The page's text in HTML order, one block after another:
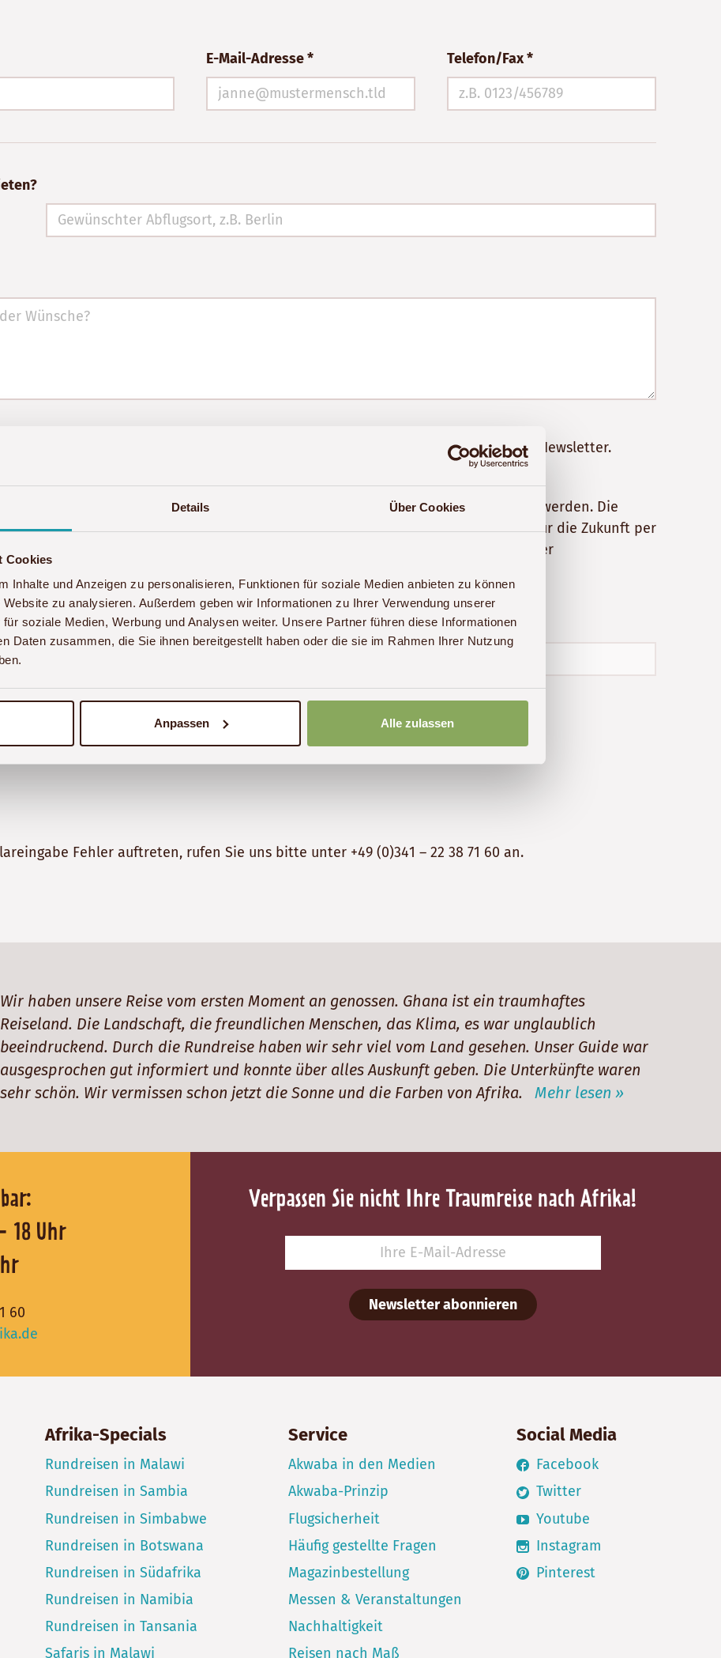
Details Über Cookies
Cookies
Inhalte und Anzeigen zu personalisieren, Funktionen für soziale Medien anbieten zu können
zu analysieren. Außerdem geben wir Informationen zu Ihrer Verwendung unserer
soziale Medien, Werbung und Analysen weiter. Unsere Partner führen diese Informationen
Daten zusammen, die Sie ihnen bereitgestellt haben oder die sie im Rahmen Ihrer Nutzung
Anpassen Alle zulassen
E-Mail-Adresse * Telefon/Fax *
und neue Reisen von Akwaba Afrika informiert werden und abonniere den Newsletter.
dem Kontaktformular zur Beantwortung meiner Anfrage erhoben und verarbeitet werden. Die
Ihrer Anfrage gelöscht. Hinweis: Sie können Ihre Einwilligung jederzeit für die Zukunft per
Detaillierte Informationen zum Umgang mit Nutzerdaten finden Sie in unserer
Fehler auftreten, rufen Sie uns bitte unter +49 (0)341 – 22 38 71 60 an.
Wir haben unsere Reise vom ersten Moment an genossen. Ghana ist ein traumhaftes
Reiseland. Die Landschaft, die freundlichen Menschen, das Klima, es war unglaublich
beeindruckend. Durch die Rundreise haben wir sehr viel vom Land gesehen. Unser Guide war
ausgesprochen gut informiert und konnte über alles Auskunft geben. Die Unterkünfte waren
sehr schön. Wir vermissen schon jetzt die Sonne und die Farben von Afrika. Mehr lesen »
- 18 Uhr
60
Verpassen Sie nicht Ihre Traumreise nach Afrika!
Newsletter abonnieren
Afrika-Specials
Rundreisen in Malawi
Rundreisen in Sambia
Rundreisen in Simbabwe
Rundreisen in Botswana
Rundreisen in Südafrika
Rundreisen in Namibia
Rundreisen in Tansania
Safaris in Malawi
Service
Akwaba in den Medien
Akwaba-Prinzip
Flugsicherheit
Häufig gestellte Fragen
Magazinbestellung
Messen & Veranstaltungen
Nachhaltigkeit
Reisen nach Maß
Social Media
Facebook
Twitter
Youtube
Instagram
Pinterest